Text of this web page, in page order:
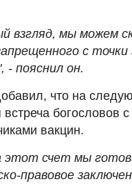
взгляд, мы можем
с точки
пояснил он.
что на
встреча богословов с
вакцин.
этот счет мы
правовое